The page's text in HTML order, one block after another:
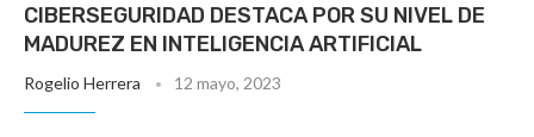
CIBERSEGURIDAD DESTACA POR SU NIVEL DE
MADUREZ EN INTELIGENCIA ARTIFICIAL
Rogelio Herrera 12 mayo, 2023